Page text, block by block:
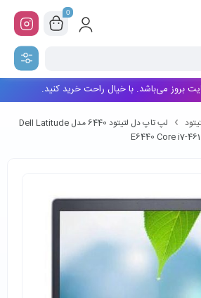
0
بروز می‌باشد. با خیال راحت خرید کنید.
لپ تاپ دل لتیتود 6440 مدل Dell Latitude
E6440 Core i7-